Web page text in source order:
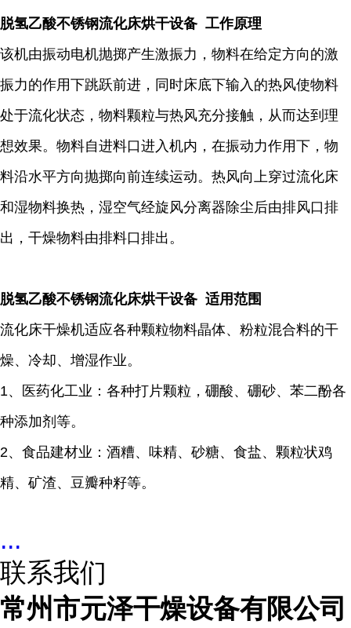
脱氢乙酸不锈钢流化床烘干设备 工作原理
该机由振动电机抛掷产生激振力，物料在给定方向的激
振力的作用下跳跃前进，同时床底下输入的热风使物料
处于流化状态，物料颗粒与热风充分接触，从而达到理
想效果。物料自进料口进入机内，在振动力作用下，物
料沿水平方向抛掷向前连续运动。热风向上穿过流化床
和湿物料换热，湿空气经旋风分离器除尘后由排风口排
出，干燥物料由排料口排出。
脱氢乙酸不锈钢流化床烘干设备 适用范围
流化床干燥机适应各种颗粒物料晶体、粉粒混合料的干
燥、冷却、增湿作业。
1、医药化工业：各种打片颗粒，硼酸、硼砂、苯二酚各
种添加剂等。
2、食品建材业：酒糟、味精、砂糖、食盐、颗粒状鸡
精、矿渣、豆瓣种籽等。
...
联系我们
常州市元泽干燥设备有限公司